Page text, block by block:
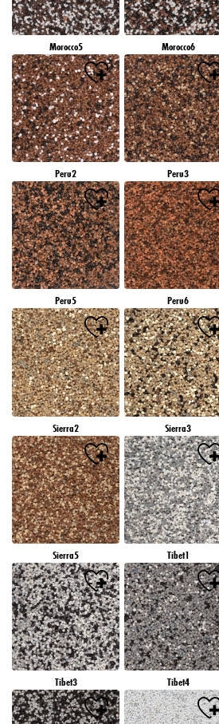
Morocco5 Morocco6
Peru2 Peru3
Peru5 Peru6
Sierra2 Sierra3
Sierra5 Tibet1
Tibet3 Tibet4